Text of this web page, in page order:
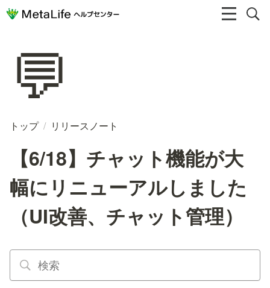
💬
トップ / リリースノート
【6/18】チャット機能が大
幅にリニューアルしました
（UI改善、チャット管理）